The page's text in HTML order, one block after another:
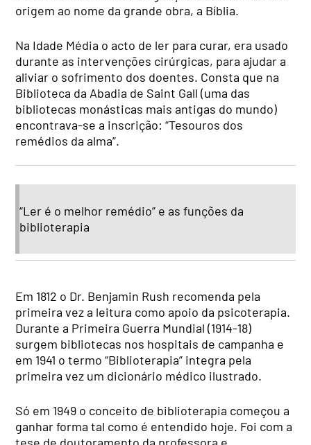
origem ao nome da grande obra, a Bíblia.
Na Idade Média o acto de ler para curar, era usado
durante as intervenções cirúrgicas, para ajudar a
aliviar o sofrimento dos doentes. Consta que na
Biblioteca da Abadia de Saint Gall (uma das
bibliotecas monásticas mais antigas do mundo)
encontrava-se a inscrição: “Tesouros dos
remédios da alma”.
“Ler é o melhor remédio” e as funções da
biblioterapia
Em 1812 o Dr. Benjamin Rush recomenda pela
primeira vez a leitura como apoio da psicoterapia.
Durante a Primeira Guerra Mundial (1914-18)
surgem bibliotecas nos hospitais de campanha e
em 1941 o termo “Biblioterapia” integra pela
primeira vez um dicionário médico ilustrado.
Só em 1949 o conceito de biblioterapia começou a
ganhar forma tal como é entendido hoje. Foi com a